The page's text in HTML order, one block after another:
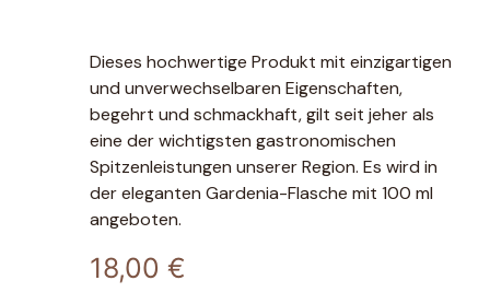
Dieses hochwertige Produkt mit einzigartigen
und unverwechselbaren Eigenschaften,
begehrt und schmackhaft, gilt seit jeher als
eine der wichtigsten gastronomischen
Spitzenleistungen unserer Region. Es wird in
der eleganten Gardenia-Flasche mit 100 ml
angeboten.
18,00 €